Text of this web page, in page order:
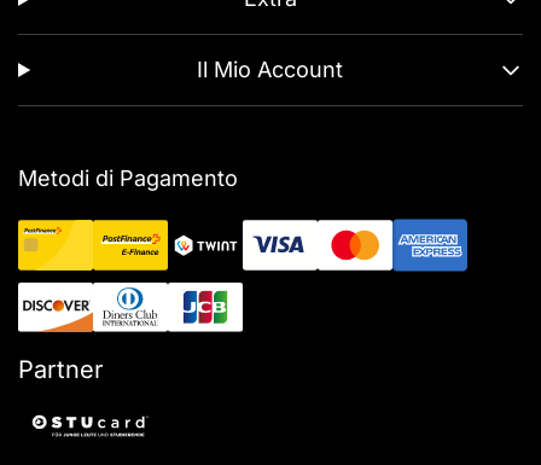
Il Mio Account
Metodi di Pagamento
Partner